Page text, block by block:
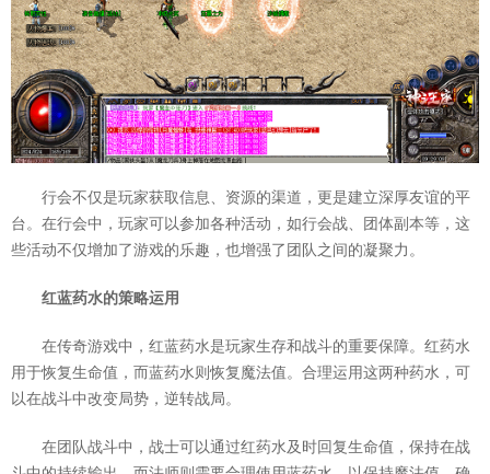
行会不仅是玩家获取信息、资源的渠道，更是建立深厚友谊的平
台。在行会中，玩家可以参加各种活动，如行会战、团体副本等，这
些活动不仅增加了游戏的乐趣，也增强了团队之间的凝聚力。
红蓝药水的策略运用
在传奇游戏中，红蓝药水是玩家生存和战斗的重要保障。红药水
用于恢复生命值，而蓝药水则恢复魔法值。合理运用这两种药水，可
以在战斗中改变局势，逆转战局。
在团队战斗中，战士可以通过红药水及时回复生命值，保持在战